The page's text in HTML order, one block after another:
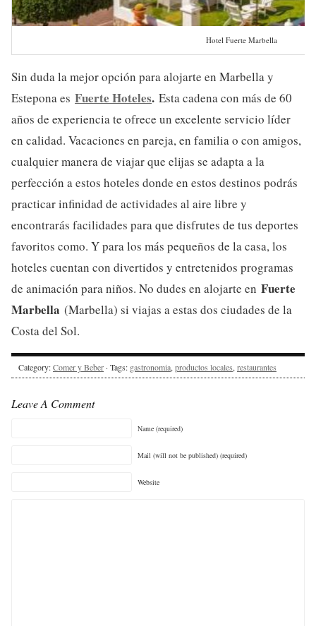
Hotel Fuerte Marbella
Sin duda la mejor opción para alojarte en Marbella y
Estepona es Fuerte Hoteles. Esta cadena con más de 60
años de experiencia te ofrece un excelente servicio líder
en calidad. Vacaciones en pareja, en familia o con amigos,
cualquier manera de viajar que elijas se adapta a la
perfección a estos hoteles donde en estos destinos podrás
practicar infinidad de actividades al aire libre y
encontrarás facilidades para que disfrutes de tus deportes
favoritos como. Y para los más pequeños de la casa, los
hoteles cuentan con divertidos y entretenidos programas
de animación para niños. No dudes en alojarte en Fuerte
Marbella (Marbella) si viajas a estas dos ciudades de la
Costa del Sol.
Category:Comer y Beber · Tags: gastronomia,productos locales,restaurantes
Leave A Comment
Name (required)
Mail (will not be published) (required)
Website